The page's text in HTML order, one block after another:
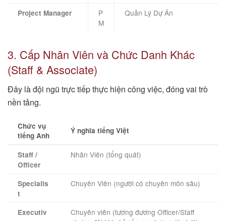
Project Manager
P
M
Quản Lý Dự Án
3. Cấp Nhân Viên và Chức Danh Khác
(Staff & Associate)
Đây là đội ngũ trực tiếp thực hiện công việc, đóng vai trò
nền tảng.
Chức vụ
tiếng Anh
Ý nghĩa tiếng Việt
Staff /
Officer
Nhân Viên (tổng quát)
Specialis
t
Chuyên Viên (người có chuyên môn sâu)
Executiv
Chuyên viên (tương đương Officer/Staff